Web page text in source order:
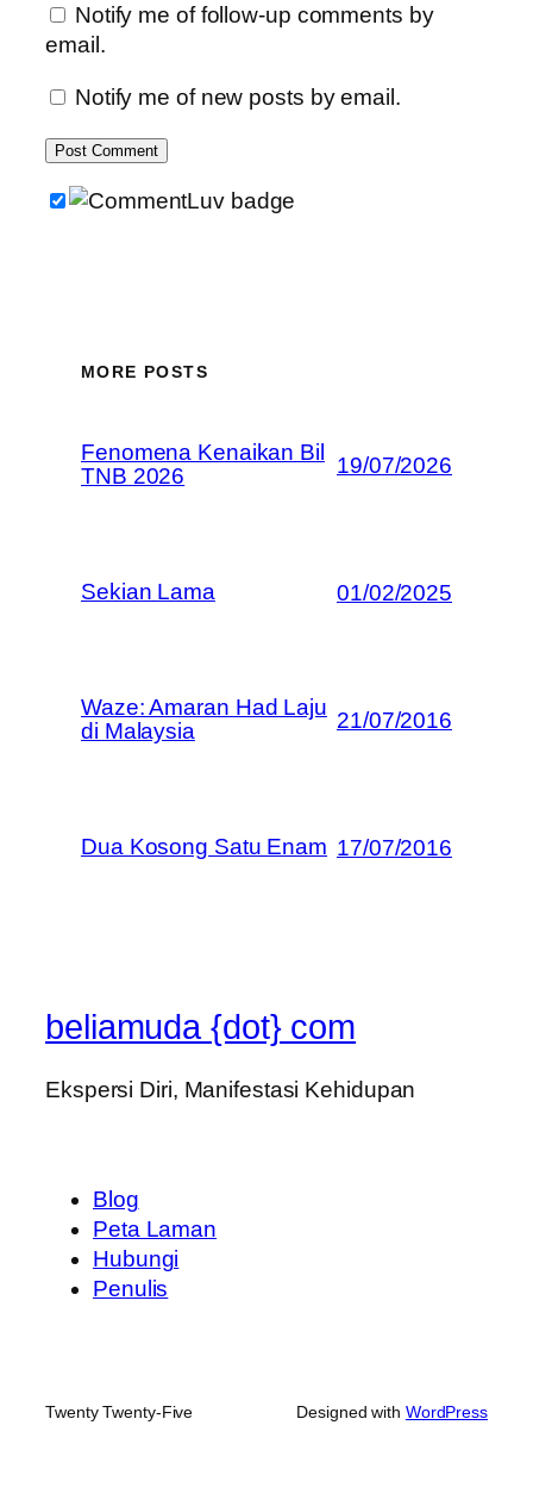
Notify me of follow-up comments by
email.
Notify me of new posts by email.
MORE POSTS
Fenomena Kenaikan Bil
TNB 2026
19/07/2026
Sekian Lama 01/02/2025
Waze: Amaran Had Laju
di Malaysia
21/07/2016
Dua Kosong Satu Enam 17/07/2016
beliamuda {dot} com
Ekspersi Diri, Manifestasi Kehidupan
Blog
Peta Laman
Hubungi
Penulis
Twenty Twenty-Five Designed with WordPress